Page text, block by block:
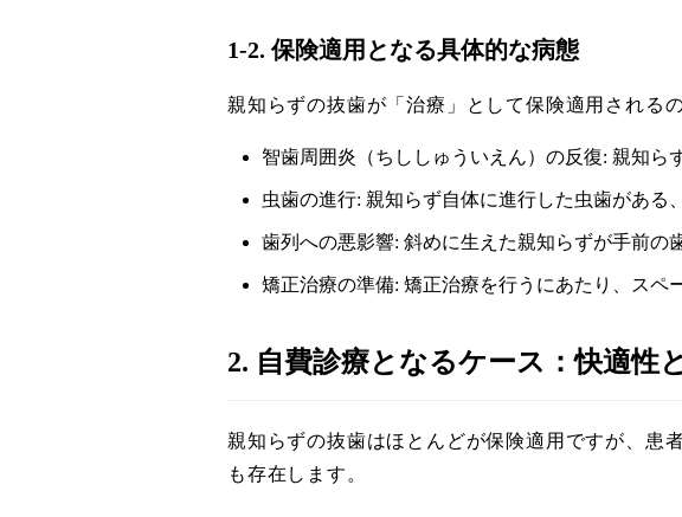
1-2. 保険適用となる具体的な病態
親知らずの抜歯が「治療」として保険適用される
智歯周囲炎（ちししゅういえん）の反復: 親知ら
虫歯の進行: 親知らず自体に進行した虫歯がある
歯列への悪影響: 斜めに生えた親知らずが手前の
矯正治療の準備: 矯正治療を行うにあたり、スペ
2. 自費診療となるケース：快適性
親知らずの抜歯はほとんどが保険適用ですが、患
も存在します。